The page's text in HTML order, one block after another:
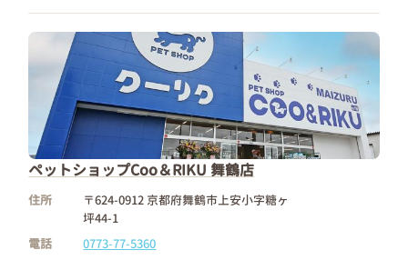
ペットショップCoo＆RIKU 舞鶴店
住所
〒624-0912 京都府舞鶴市上安小字糖ヶ
坪44-1
電話
0773-77-5360